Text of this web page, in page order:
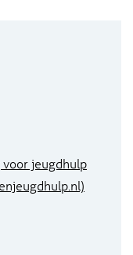
jeugdhulp